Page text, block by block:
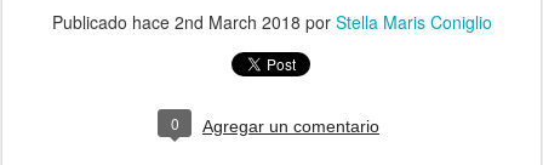
Publicado hace 2nd March 2018 por Stella Maris Coniglio
0 Agregar un comentario